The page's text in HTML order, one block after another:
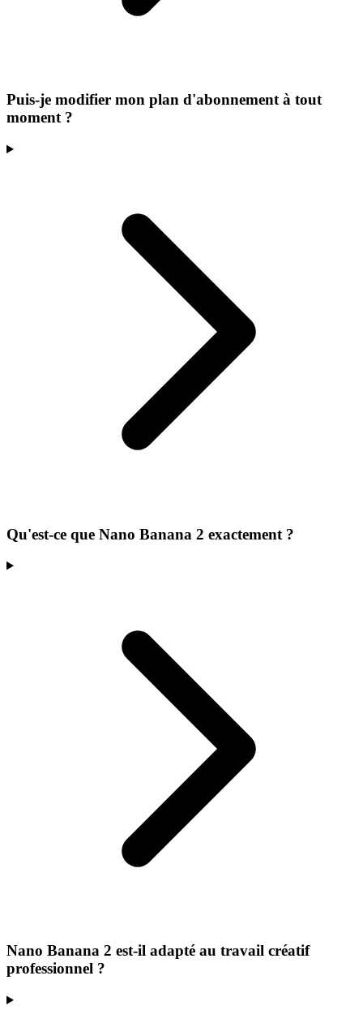
Puis-je modifier mon plan d'abonnement à tout
moment ?
Qu'est-ce que Nano Banana 2 exactement ?
Nano Banana 2 est-il adapté au travail créatif
professionnel ?